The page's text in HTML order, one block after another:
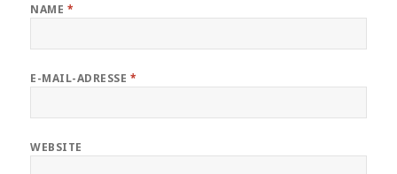
NAME *
E-MAIL-ADRESSE *
WEBSITE